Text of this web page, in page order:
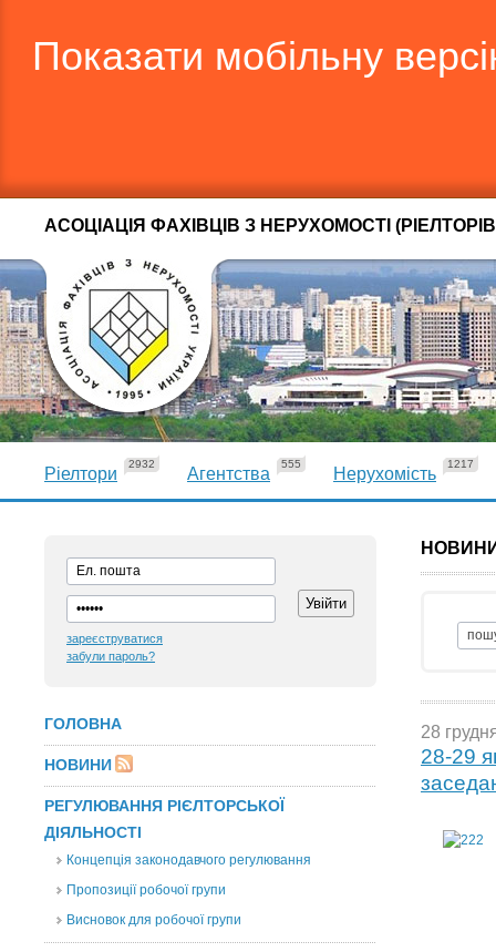
Показати мобільну
АСОЦІАЦІЯ ФАХІВЦІВ З НЕРУХОМОСТІ
Ріелтори
2932
Агентства
555
Нерухомість
1217
зареєструватися
забули пароль?
ГОЛОВНА
НОВИНИ
РЕГУЛЮВАННЯ РІЄЛТОРСЬКОЇ
ДІЯЛЬНОСТІ
Концепція законодавчого регулювання
Пропозиції робочої групи
Висновок для робочої групи
28
28-29